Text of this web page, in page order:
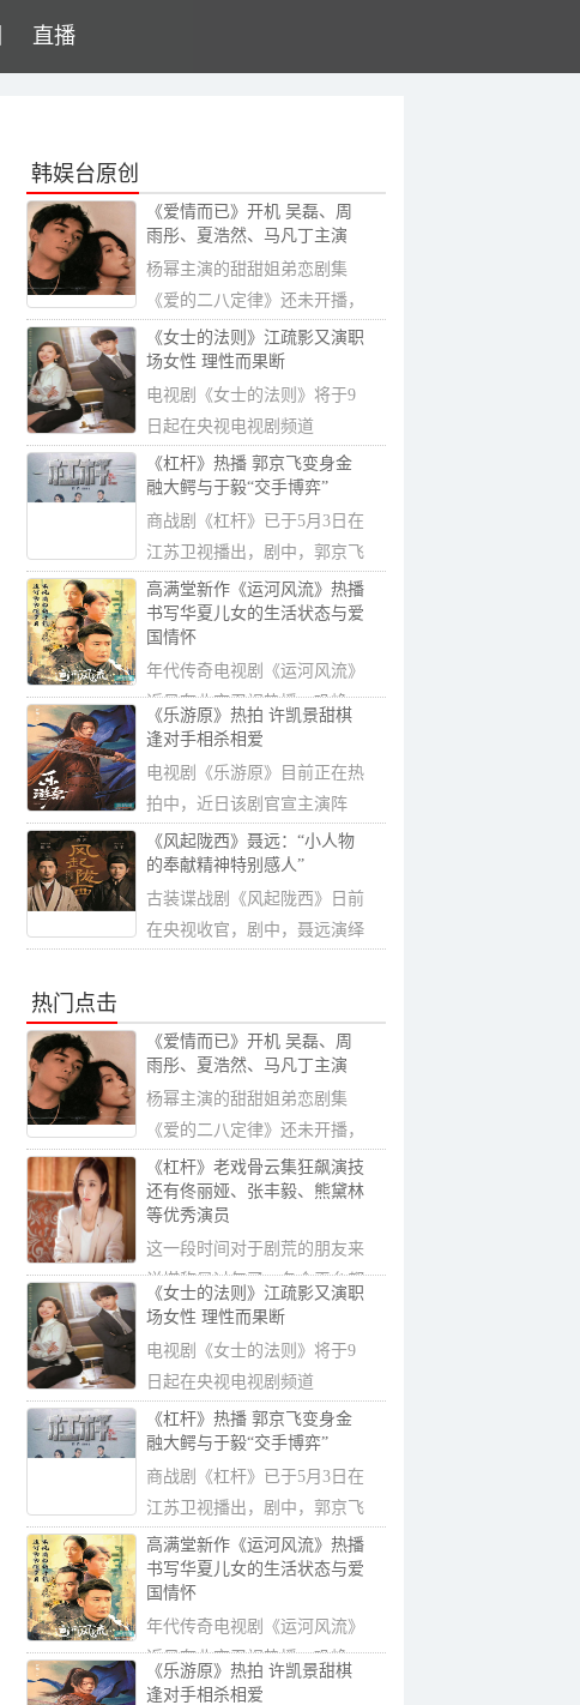
直播
韩娱台原创
《爱情而已》开机 吴磊、周
雨彤、夏浩然、马凡丁主演
杨幂主演的甜甜姐弟恋剧集
《爱的二八定律》还未开播，
又一部姐弟恋...
《女士的法则》江疏影又演职
场女性 理性而果断
电视剧《女士的法则》将于9
日起在央视电视剧频道
(CCTV-8)首播，江疏...
《杠杆》热播 郭京飞变身金
融大鳄与于毅“交手博弈”
商战剧《杠杆》已于5月3日在
江苏卫视播出，剧中，郭京飞
一改之前在...
高满堂新作《运河风流》热播
书写华夏儿女的生活状态与爱
国情怀
年代传奇电视剧《运河风流》
近日在北京卫视热播，巩峥、
宋佳伦、李...
《乐游原》热拍 许凯景甜棋
逢对手相杀相爱
电视剧《乐游原》目前正在热
拍中，近日该剧官宣主演阵
容。据悉，剧...
《风起陇西》聂远：“小人物
的奉献精神特别感人”
古装谍战剧《风起陇西》日前
在央视收官，剧中，聂远演绎
热门点击
《爱情而已》开机 吴磊、周
雨彤、夏浩然、马凡丁主演
杨幂主演的甜甜姐弟恋剧集
《爱的二八定律》还未开播，
又一部姐弟恋...
《杠杆》老戏骨云集狂飙演技
还有佟丽娅、张丰毅、熊黛林
等优秀演员
这一段时间对于剧荒的朋友来
说堪称是过年了，各个平台都
推出了不同...
《女士的法则》江疏影又演职
场女性 理性而果断
电视剧《女士的法则》将于9
日起在央视电视剧频道
(CCTV-8)首播，江疏...
《杠杆》热播 郭京飞变身金
融大鳄与于毅“交手博弈”
商战剧《杠杆》已于5月3日在
江苏卫视播出，剧中，郭京飞
一改之前在...
高满堂新作《运河风流》热播
书写华夏儿女的生活状态与爱
国情怀
年代传奇电视剧《运河风流》
近日在北京卫视热播，巩峥、
宋佳伦、李...
《乐游原》热拍 许凯景甜棋
逢对手相杀相爱